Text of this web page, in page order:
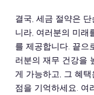
결국, 세금 절약은
니라, 여러분의 미래
를 제공합니다. 끝으
러분의 재무 건강을
게 가능하고, 그 혜
점을 기억하세요. 여